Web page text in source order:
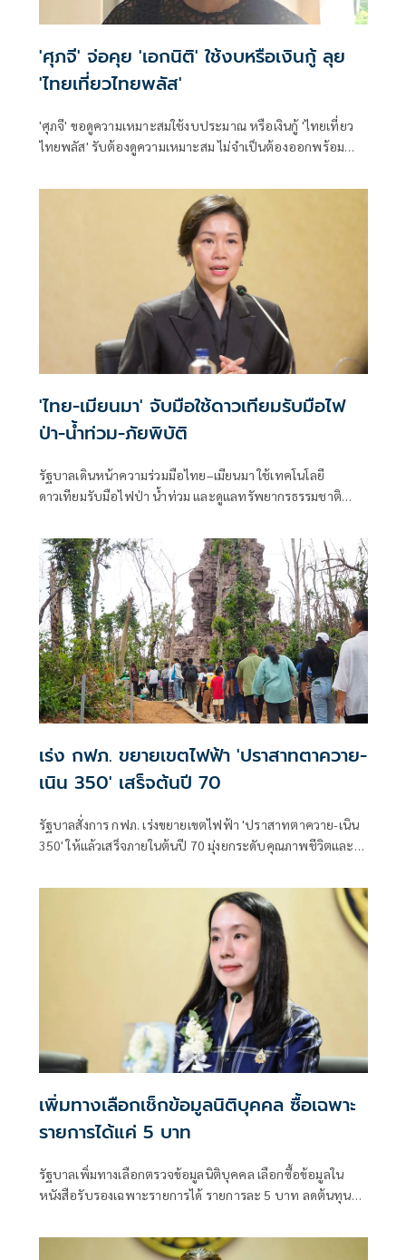
'ศุภจี' จ่อคุย 'เอกนิติ' ใช้งบหรือเงินกู้ ลุย
'ไทยเที่ยวไทยพลัส'
'ศุภจี' ขอดูความเหมาะสมใช้งบประมาณ หรือเงินกู้ 'ไทยเที่ยว
ไทยพลัส' รับต้องดูความเหมาะสม ไม่จำเป็นต้องออกพร้อม
'ไทย-เมียนมา' จับมือใช้ดาวเทียมรับมือไฟ
ป่า-น้ำท่วม-ภัยพิบัติ
รัฐบาลเดินหน้าความร่วมมือไทย–เมียนมา ใช้เทคโนโลยี
ดาวเทียมรับมือไฟป่า น้ำท่วม และดูแลทรัพยากรธรรมชาติ
เร่ง กฟภ. ขยายเขตไฟฟ้า 'ปราสาทตาควาย-
เนิน 350' เสร็จต้นปี 70
รัฐบาลสั่งการ กฟภ. เร่งขยายเขตไฟฟ้า 'ปราสาทตาควาย-เนิน
350' ให้แล้วเสร็จภายในต้นปี 70 มุ่งยกระดับคุณภาพชีวิตและ
เพิ่มทางเลือกเช็กข้อมูลนิติบุคคล ซื้อเฉพาะ
รายการได้แค่ 5 บาท
รัฐบาลเพิ่มทางเลือกตรวจข้อมูลนิติบุคคล เลือกซื้อข้อมูลใน
หนังสือรับรองเฉพาะรายการได้ รายการละ 5 บาท ลดต้นทุน